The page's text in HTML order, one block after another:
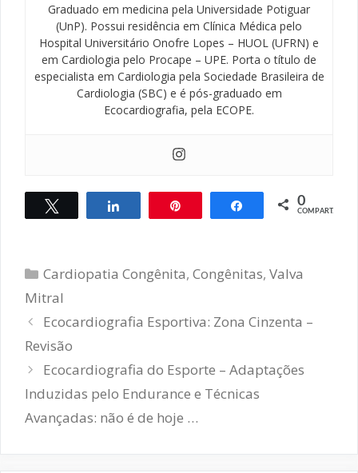
Graduado em medicina pela Universidade Potiguar
(UnP). Possui residência em Clínica Médica pelo
Hospital Universitário Onofre Lopes – HUOL (UFRN) e
em Cardiologia pelo Procape – UPE. Porta o título de
especialista em Cardiologia pela Sociedade Brasileira de
Cardiologia (SBC) e é pós-graduado em
Ecocardiografia, pela ECOPE.
Compartilhar Compartilhar
0
COMPART.
Categorias
Cardiopatia Congênita,Congênitas,Valva
Mitral
Navegação
de
Ecocardiografia Esportiva: Zona Cinzenta –
Revisão
Ecocardiografia do Esporte – Adaptações
Induzidas pelo Endurance e Técnicas
Avançadas: não é de hoje …